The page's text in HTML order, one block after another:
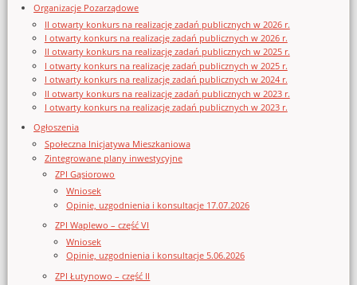
Organizacje Pozarządowe
II otwarty konkurs na realizację zadań publicznych w 2026 r.
I otwarty konkurs na realizację zadań publicznych w 2026 r.
II otwarty konkurs na realizację zadań publicznych w 2025 r.
I otwarty konkurs na realizację zadań publicznych w 2025 r.
I otwarty konkurs na realizację zadań publicznych w 2024 r.
II otwarty konkurs na realizację zadań publicznych w 2023 r.
I otwarty konkurs na realizację zadań publicznych w 2023 r.
Ogłoszenia
Społeczna Inicjatywa Mieszkaniowa
Zintegrowane plany inwestycyjne
ZPI Gąsiorowo
Wniosek
Opinie, uzgodnienia i konsultacje 17.07.2026
ZPI Waplewo – część VI
Wniosek
Opinie, uzgodnienia i konsultacje 5.06.2026
ZPI Łutynowo – część II